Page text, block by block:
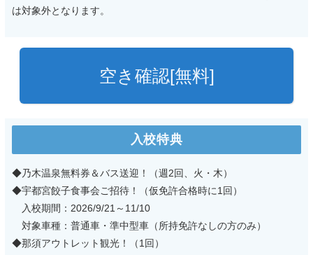
は対象外となります。
空き確認[無料]
入校特典
◆乃木温泉無料券＆バス送迎！（週2回、火・木）
◆宇都宮餃子食事会ご招待！（仮免許合格時に1回）
入校期間：2026/9/21～11/10
対象車種：普通車・準中型車（所持免許なしの方のみ）
◆那須アウトレット観光！（1回）